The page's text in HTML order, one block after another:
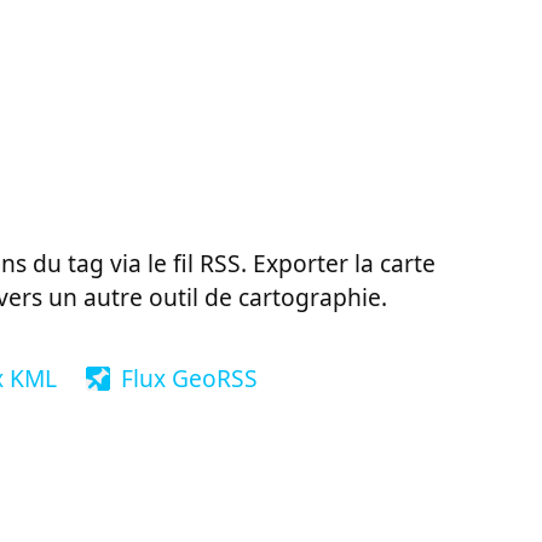
du tag via le fil RSS. Exporter la carte
un autre outil de cartographie.
KML Flux GeoRSS